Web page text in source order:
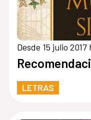
Desde 15 julio
LETRAS